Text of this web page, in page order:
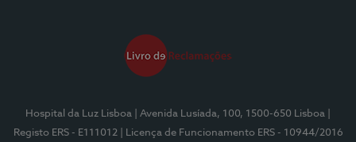
Hospital da Luz Lisboa | Avenida Lusíada, 100, 1500-650 Lisboa
Registo ERS - E111012
| Licença de Funcionamento ERS - 10944/2016